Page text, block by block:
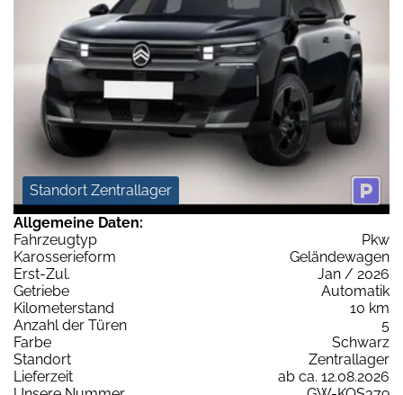
Standort Zentrallager
Allgemeine Daten:
Fahrzeugtyp
Pkw
Karosserieform
Geländewagen
Erst-Zul.
Jan / 2026
Getriebe
Automatik
Kilometerstand
10 km
Anzahl der Türen
5
Farbe
Schwarz
Standort
Zentrallager
Lieferzeit
ab ca. 12.08.2026